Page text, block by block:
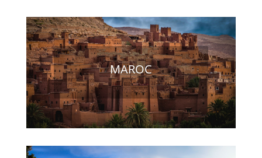
MAROC